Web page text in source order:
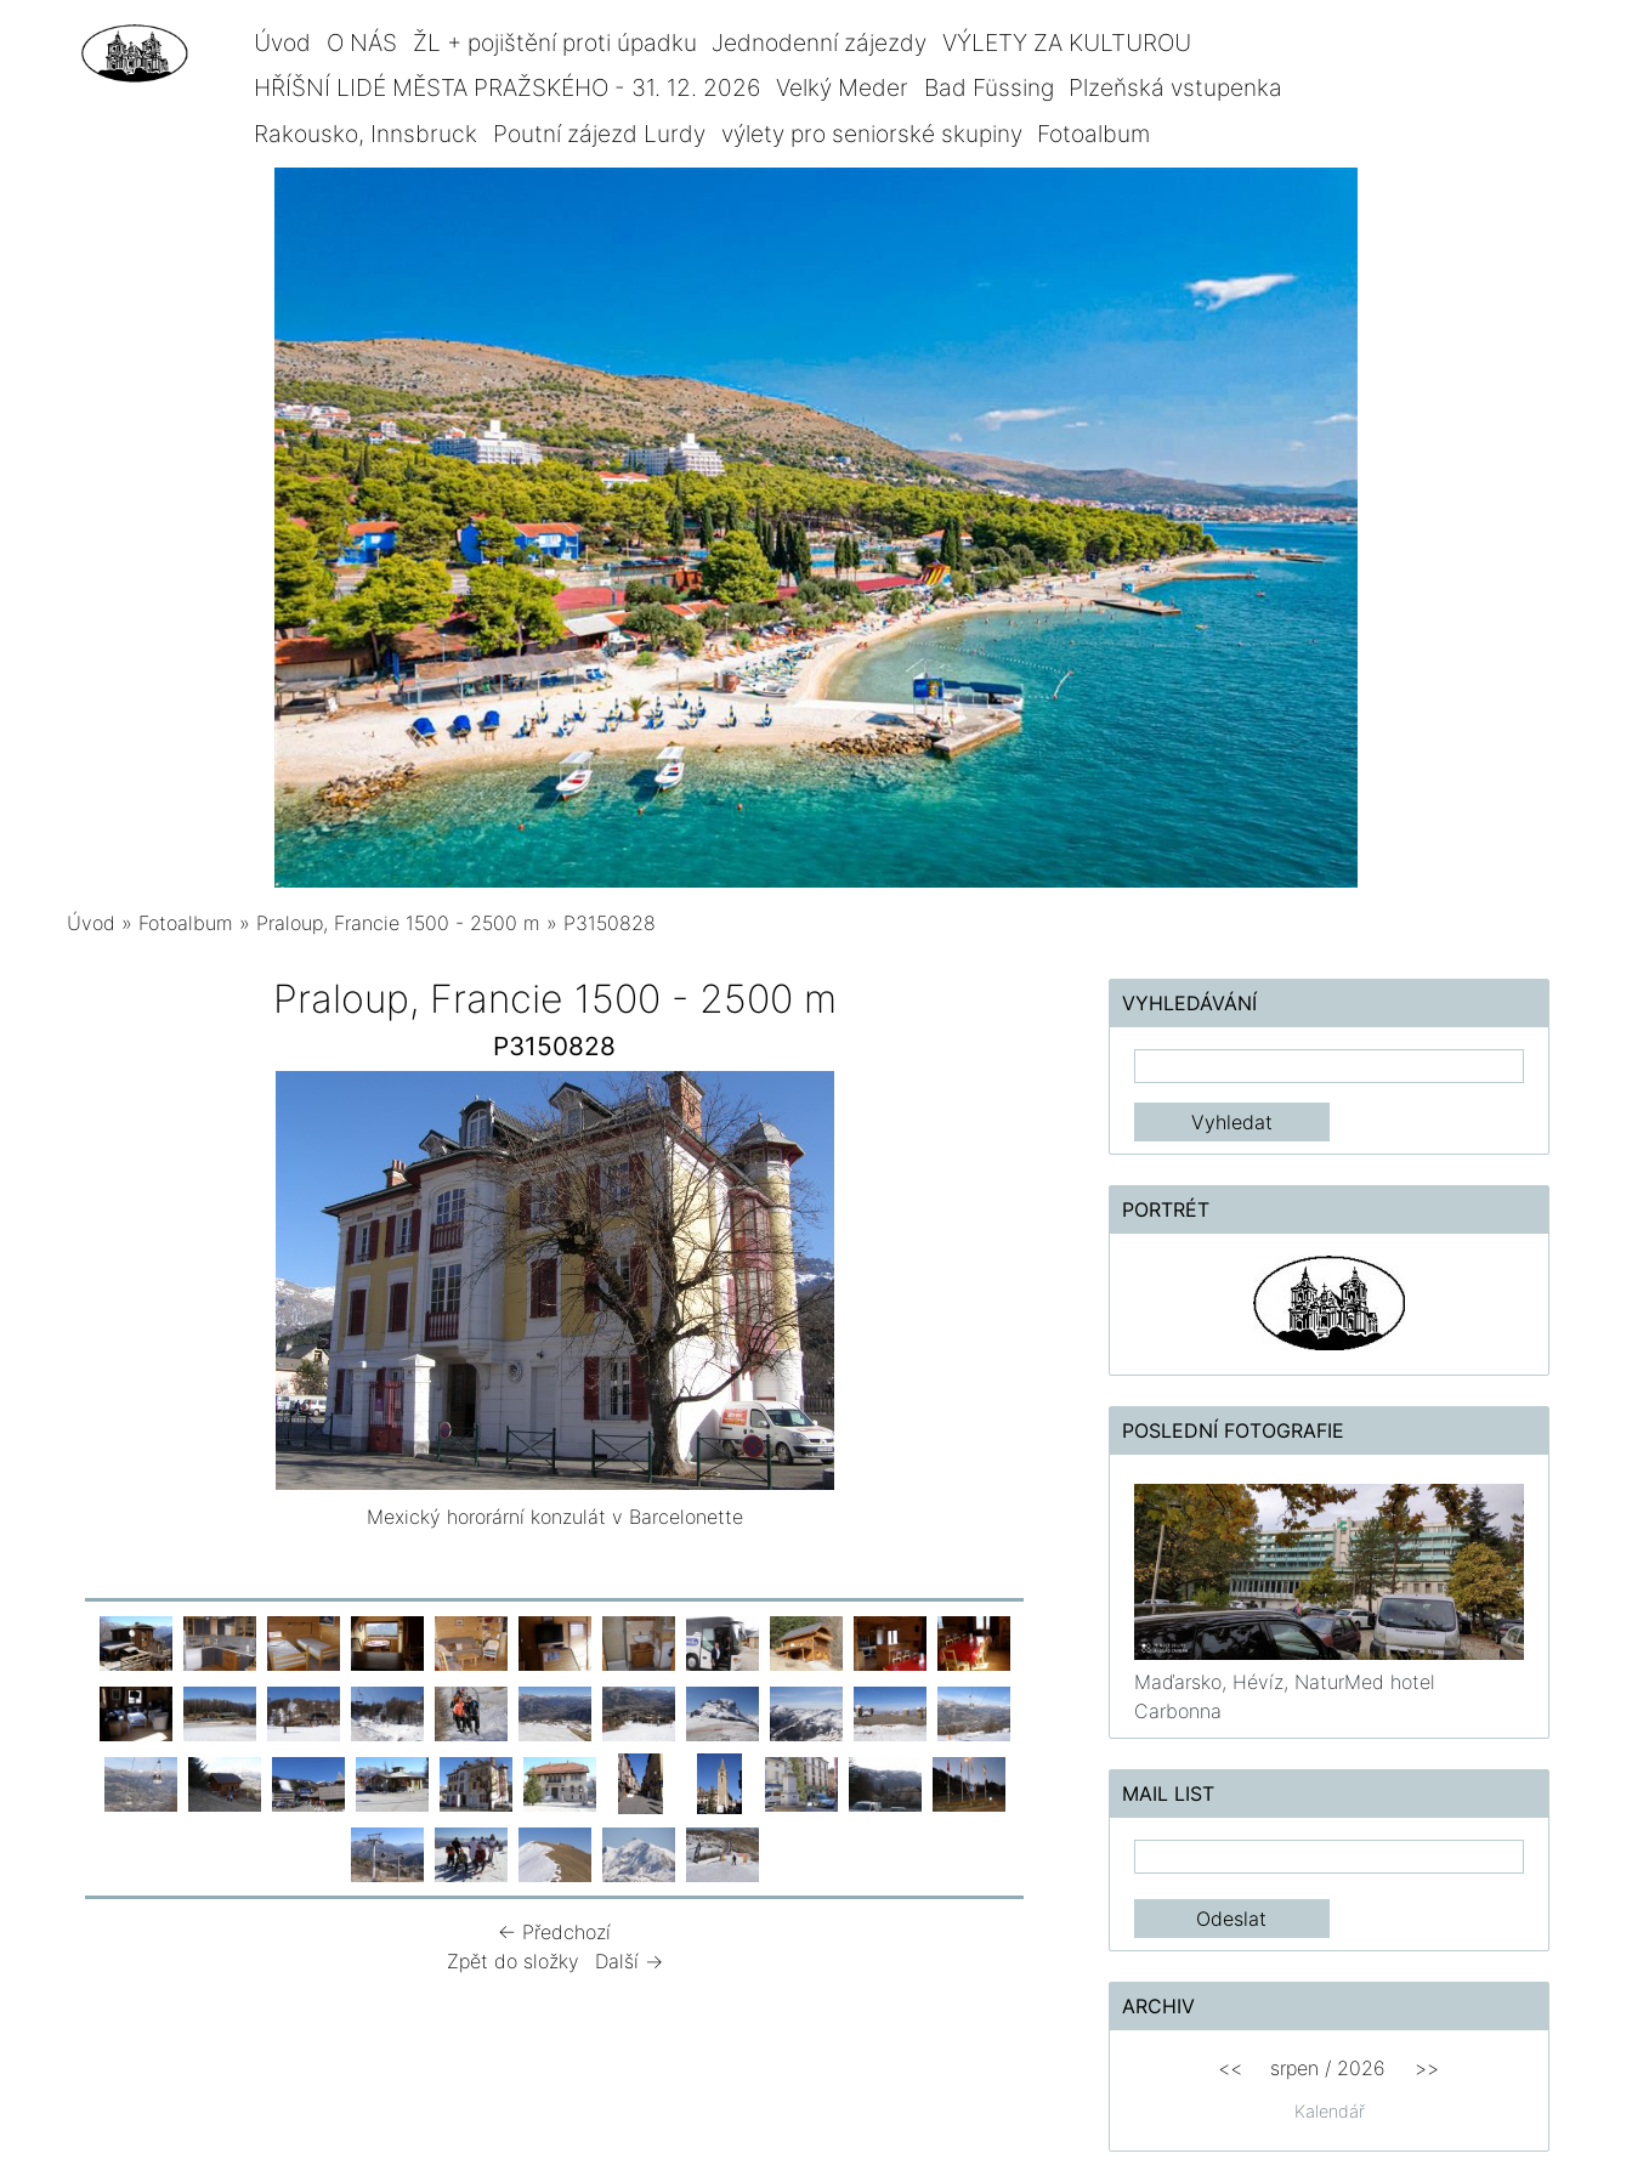
Úvod O NÁS ŽL + pojištění proti úpadku Jednodenní zájezdy VÝLETY ZA KULTUROU
HŘÍŠNÍ LIDÉ MĚSTA PRAŽSKÉHO - 31. 12. 2026 Velký Meder Bad Füssing
Plzeňská vstupenka
Rakousko, Innsbruck
Poutní zájezd Lurdy výlety pro seniorské skupiny Fotoalbum
Úvod » Fotoalbum » Praloup, Francie 1500 - 2500 m » P3150828
Praloup, Francie 1500 - 2500 m
P3150828
Mexický hororární konzulát v Barcelonette
← Předchozí
Zpět do složky
Další →
VYHLEDÁVÁNÍ
PORTRÉT
POSLEDNÍ FOTOGRAFIE
Maďarsko, Hévíz, NaturMed hotel
Carbonna
MAIL LIST
ARCHIV
Kalendář
<< srpen / 2026 >>